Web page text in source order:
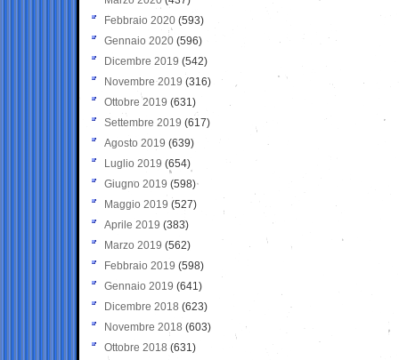
Febbraio 2020 (593)
Gennaio 2020 (596)
Dicembre 2019 (542)
Novembre 2019 (316)
Ottobre 2019 (631)
Settembre 2019 (617)
Agosto 2019 (639)
Luglio 2019 (654)
Giugno 2019 (598)
Maggio 2019 (527)
Aprile 2019 (383)
Marzo 2019 (562)
Febbraio 2019 (598)
Gennaio 2019 (641)
Dicembre 2018 (623)
Novembre 2018 (603)
Ottobre 2018 (631)